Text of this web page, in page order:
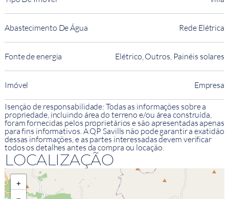
Abastecimento De Água Rede Elétrica
Fonte de energia Elétrico, Outros, Painéis solares
Imóvel Empresa
Isenção de responsabilidade: Todas as informações sobre a
propriedade, incluindo área do terreno e/ou área construída,
foram fornecidas pelos proprietários e são apresentadas apenas
para fins informativos. A QP Savills não pode garantir a exatidão
dessas informações, e as partes interessadas devem verificar
todos os detalhes antes da compra ou locação.
LOCALIZAÇÃO
+